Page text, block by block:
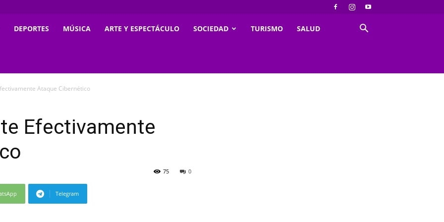
DEPORTES MÚSICA ARTE Y ESPECTÁCULO SOCIEDAD TURISMO SALUD
Ataque Cibernético
Efectivamente
0
75
Telegram